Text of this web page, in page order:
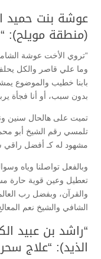
عوشة بنت حميد
(منطقة مويلح):
“تروي الأخت عوشة
وما علي قاصر والكل
بابنا خطيب والموضوع
بدون سبب، أو أنا فجأة
تميت على هالحال سنين
تلمسي رقم الشيخ أبو
مشهود له كـ أفضل راقي
وبالفعل تواصلنا وياه
تعطيل وعين قوية
والقرآن، وبفضل رب
الشافي والشيخ نعم
“راشد بن عبيد
الذيد): “علاج